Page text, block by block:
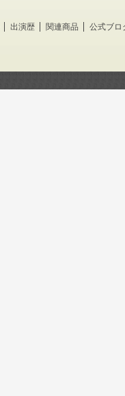
出演歴 関連商品 公式ブロ